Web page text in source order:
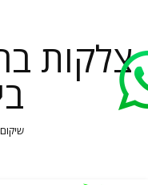
צלקות